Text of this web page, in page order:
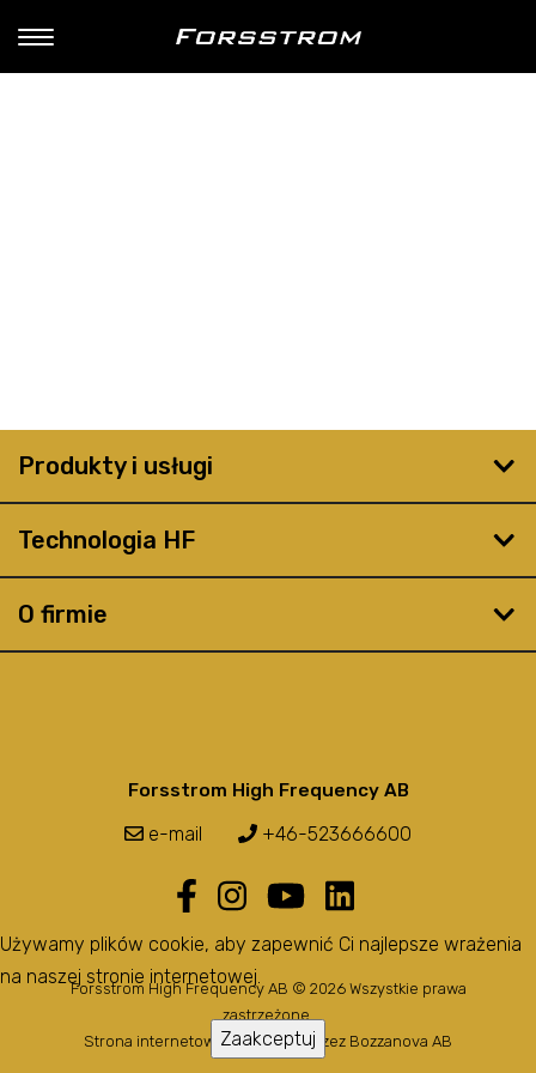
Produkty i usługi
Technologia HF
O firmie
Forsstrom High Frequency AB
e-mail +46-523666600
Forsstrom High Frequency AB © 2026 Wszystkie prawa
zastrzeżone.
Strona internetowa stworzona przez Bozzanova AB
Używamy plików cookie, aby zapewnić Ci najlepsze wrażenia
na naszej stronie internetowej.
Zaakceptuj